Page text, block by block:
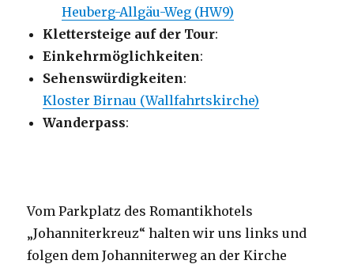
Heuberg-Allgäu-Weg (HW9)
Klettersteige auf der Tour:
Einkehrmöglichkeiten:
Sehenswürdigkeiten:
Kloster Birnau (Wallfahrtskirche)
Wanderpass:
Vom Parkplatz des Romantikhotels
„Johanniterkreuz“ halten wir uns links und
folgen dem Johanniterweg an der Kirche